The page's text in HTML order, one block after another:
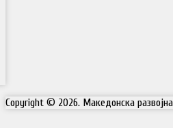
Copyright © 2026. Македонска